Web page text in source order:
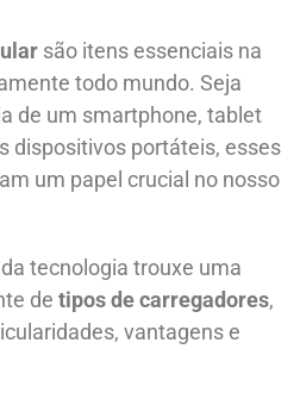
são itens essenciais na
todo mundo. Seja
de um smartphone, tablet
dispositivos portáteis, esses
um papel crucial no nosso
tecnologia trouxe uma
de tipos de carregadores,
vantagens e